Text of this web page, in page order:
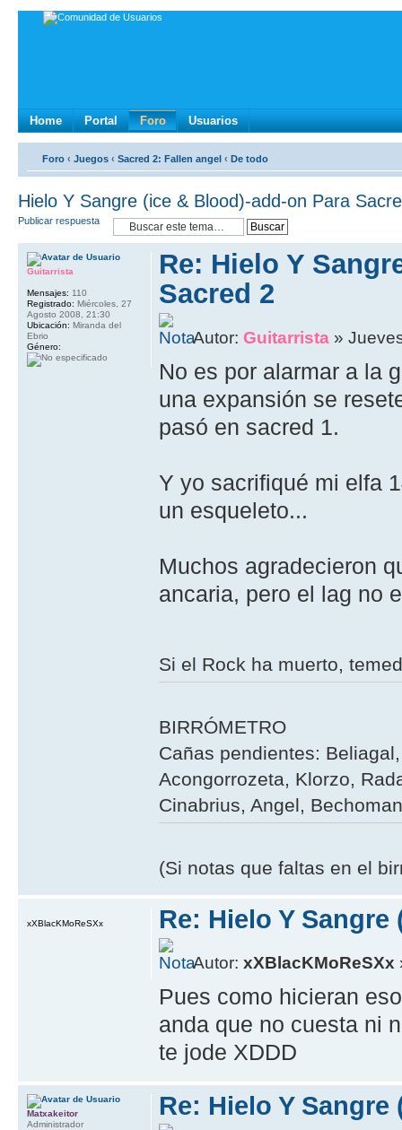
Home Portal Foro Usuarios
Foro ‹ Juegos ‹ Sacred 2: Fallen angel ‹ De todo
Hielo Y Sangre (ice & Blood)-add-on Para
Publicar respuesta
Re: Hielo Y
Sacred 2
Autor:Guitarrista »
No es por alarmar a la
una expansión se
pasó en sacred 1.
Y yo sacrifiqué mi elfa
un esqueleto...
Muchos agradecieron
ancaria, pero el lag no
Si el Rock ha muerto,
BIRRÓMETRO
Cañas pendientes:
Acongorrozeta, Klorzo,
Cinabrius, Angel,
(Si notas que faltas en el
Guitarrista
Mensajes: 110
Registrado: Miércoles, 27
Agosto 2008, 21:30
Ubicación: Miranda del
Ebrio
Género:
Re: Hielo Y
Autor:xXBlacKMoReSXx
Pues como hicieran
anda que no cuesta ni
te jode XDDD
xXBlacKMoReSXx
Re: Hielo Y
Matxakeitor
Administrador